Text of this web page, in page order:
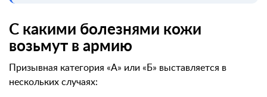
С какими болезнями кожи
возьмут в армию
Призывная категория «А» или «Б» выставляется в
нескольких случаях: